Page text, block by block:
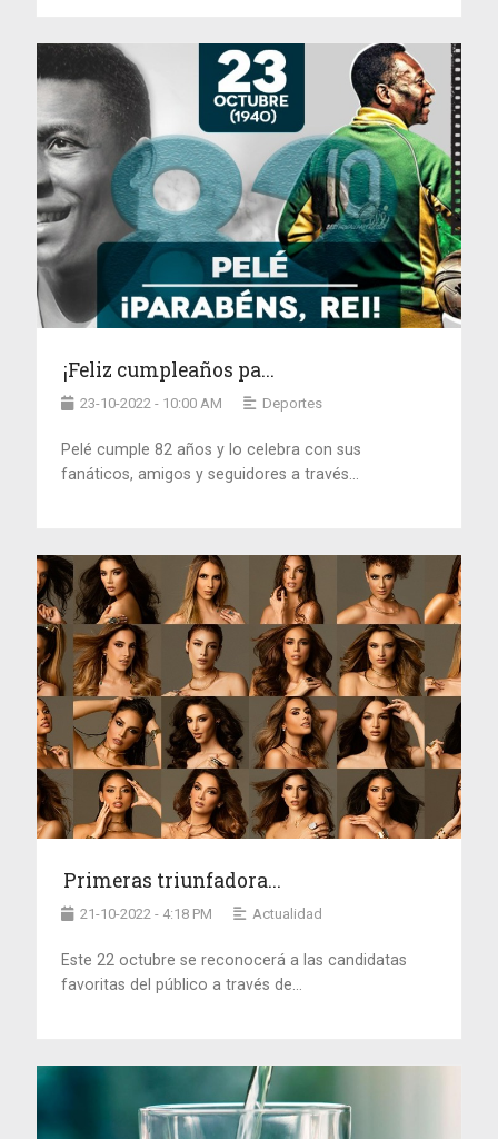
¡Feliz cumpleaños pa...
23-10-2022 - 10:00 AM Deportes
Pelé cumple 82 años y lo celebra con sus
fanáticos, amigos y seguidores a través...
Primeras triunfadora...
21-10-2022 - 4:18 PM Actualidad
Este 22 octubre se reconocerá a las candidatas
favoritas del público a través de...